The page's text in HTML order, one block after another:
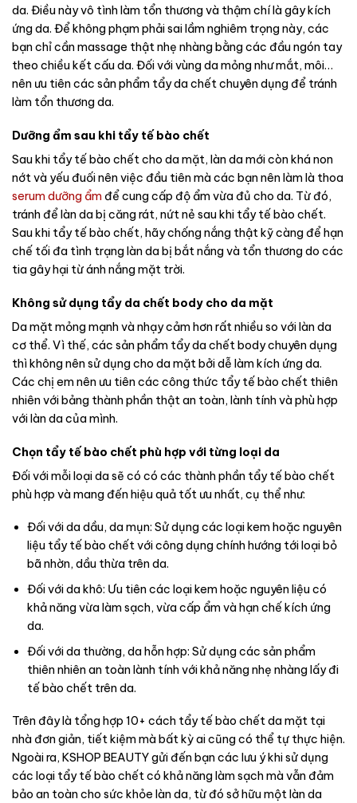
da. Điều này vô tình làm tổn thương và thậm chí là gây kích
ứng da. Để không phạm phải sai lầm nghiêm trọng này, các
bạn chỉ cần massage thật nhẹ nhàng bằng các đầu ngón tay
theo chiều kết cấu da. Đối với vùng da mỏng như mắt, môi…
nên ưu tiên các sản phẩm tẩy da chết chuyên dụng để tránh
làm tổn thương da.
Dưỡng ẩm sau khi tẩy tế bào chết
Sau khi tẩy tế bào chết cho da mặt, làn da mới còn khá non
nớt và yếu đuối nên việc đầu tiên mà các bạn nên làm là thoa
serum dưỡng ẩm để cung cấp độ ẩm vừa đủ cho da. Từ đó,
tránh để làn da bị căng rát, nứt nẻ sau khi tẩy tế bào chết.
Sau khi tẩy tế bào chết, hãy chống nắng thật kỹ càng để hạn
chế tối đa tình trạng làn da bị bắt nắng và tổn thương do các
tia gây hại từ ánh nắng mặt trời.
Không sử dụng tẩy da chết body cho da mặt
Da mặt mỏng mạnh và nhạy cảm hơn rất nhiều so với làn da
cơ thể. Vì thế, các sản phẩm tẩy da chết body chuyên dụng
thì không nên sử dụng cho da mặt bởi dễ làm kích ứng da.
Các chị em nên ưu tiên các công thức tẩy tế bào chết thiên
nhiên với bảng thành phần thật an toàn, lành tính và phù hợp
với làn da của mình.
Chọn tẩy tế bào chết phù hợp với từng loại da
Đối với mỗi loại da sẽ có có các thành phần tẩy tế bào chết
phù hợp và mang đến hiệu quả tốt ưu nhất, cụ thể như:
Đối với da dầu, da mụn: Sử dụng các loại kem hoặc nguyên
liệu tẩy tế bào chết với công dụng chính hướng tới loại bỏ
bã nhờn, dầu thừa trên da.
Đối với da khô: Ưu tiên các loại kem hoặc nguyên liệu có
khả năng vừa làm sạch, vừa cấp ẩm và hạn chế kích ứng
da.
Đối với da thường, da hỗn hợp: Sử dụng các sản phẩm
thiên nhiên an toàn lành tính với khả năng nhẹ nhàng lấy đi
tế bào chết trên da.
Trên đây là tổng hợp 10+ cách tẩy tế bào chết da mặt tại
nhà đơn giản, tiết kiệm mà bất kỳ ai cũng có thể tự thực hiện.
Ngoài ra, KSHOP BEAUTY gửi đến bạn các lưu ý khi sử dụng
các loại tẩy tế bào chết có khả năng làm sạch mà vẫn đảm
bảo an toàn cho sức khỏe làn da, từ đó sở hữu một làn da